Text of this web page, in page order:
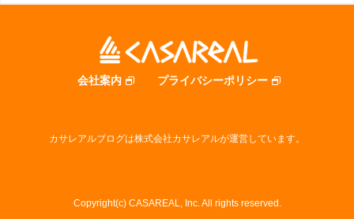
会社案内 プライバシーポリシー
カサレアルブログは株式会社カサレアルが運営しています。
Copyright(c) CASAREAL, Inc. All rights reserved.